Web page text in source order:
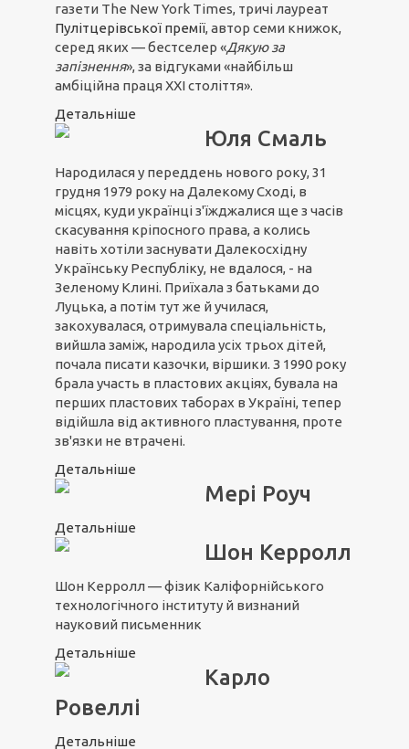
газети The New York Times, тричі лауреат
Пулітцерівської премії, автор семи книжок,
серед яких — бестселер «Дякую за
запізнення», за відгуками «найбільш
амбіційна праця ХХІ століття».
Детальніше
Юля Смаль
Народилася у переддень нового року, 31
грудня 1979 року на Далекому Сході, в
місцях, куди українці з'їжджалися ще з часів
скасування кріпосного права, а колись
навіть хотіли заснувати Далекосхідну
Українську Республіку, не вдалося, - на
Зеленому Клині. Приїхала з батьками до
Луцька, а потім тут же й училася,
закохувалася, отримувала спеціальність,
вийшла заміж, народила усіх трьох дітей,
почала писати казочки, віршики. З 1990 року
брала участь в пластових акціях, бувала на
перших пластових таборах в Україні, тепер
відійшла від активного пластування, проте
зв'язки не втрачені.
Детальніше
Мері Роуч
Детальніше
Шон Керролл
Шон Керролл — фізик Каліфорнійського
технологічного інституту й визнаний
науковий письменник
Детальніше
Карло
Ровеллі
Детальніше